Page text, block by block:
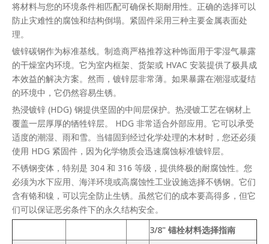
将材料与您的环境条件相匹配可确保长期耐用性。正确的选择可以
防止灾难性的腐蚀和结构倒塌。紧固件采用三种主要金属表面处
理。
镀锌碳钢作为标准基线。制造商严格推荐这种饰面用于零湿气暴露
的干燥室内环境。它为室内框架、货架或 HVAC 安装提供了极具成
本效益的解决方案。然而，镀锌层非常薄。如果暴露在潮湿或凝结
的环境中，它仍然容易生锈。
热浸镀锌 (HDG) 钢提供坚固的中间层保护。热浸镀工艺在钢材上
覆盖一层厚厚的牺牲锌层。 HDG 非常适合外部应用。它可以承受
适度的潮湿、雨和雪。当锚固到经过化学处理的木材时，您还必须
使用 HDG 紧固件，因为化学物质会迅速腐蚀标准镀锌层。
不锈钢变体，特别是 304 和 316 等级，提供终极的耐腐蚀性。您
必须为水下应用、海洋环境或高腐蚀性工业设施选择不锈钢。它们
含有铬和镍，可以完全防止生锈。虽然它们的成本要高得多，但它
们可以保证恶劣条件下的永久结构安全。
3/8" 锚栓材料选择指南